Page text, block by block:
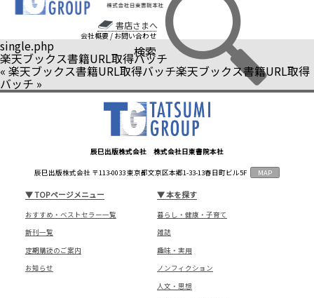
書店さまへ
会社概要 / お問い合わせ
検索
single.php
楽天ブックス書籍URL取得バッチ
« 楽天ブックス書籍URL取得バッチ楽天ブックス書籍URL取得
バッチ »
辰巳出版株式会社 株式会社日東書院本社
辰巳出版株式会社 〒113-0033 東京都文京区本郷1-33-13春日町ビル5F MAP
▼TOPページメニュー
おすすめ・ベストセラー一覧
新刊一覧
定期購読のご案内
お知らせ
▼本を探す
暮らし・健康・子育て
雑誌
趣味・実用
ノンフィクション
人文・思想